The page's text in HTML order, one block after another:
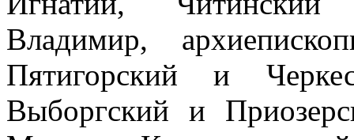
Владимир,
Пятигорский и
Выборгский и